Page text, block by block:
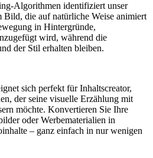
Algorithmen identifiziert unser
die auf natürliche Weise animiert
in Hintergründe,
wird, während die
der Stil erhalten bleiben.
sich perfekt für Inhaltscreator,
der seine visuelle Erzählung mit
möchte. Konvertieren Sie Ihre
oder Werbematerialien in
– ganz einfach in nur wenigen